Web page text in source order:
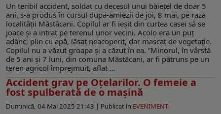
Un teribil accident, soldat cu decesul unui băiețel de doar 5
ani, s-a produs în cursul după-amiezii de joi, 8 mai, pe raza
localității Măstăcani. Copilul ar fi ieșit din curtea casei să se
joace și a intrat pe terenul unor vecini. Acolo era un puț
adânc, plin cu apă, lăsat neacoperit, dar mascat de vegetație.
Copilul nu a văzut groapa și a căzut în ea. ”Minorul, în vârstă
de 5 ani și 7 luni, din comuna Măstăcani, ar fi pătruns pe un
teren agricol împrejmuit, aflat ...
Accident grav pe Oțelarilor. O femeie a
fost spulberată de o mașină
Duminică, 04 Mai 2025 21:43 | Publicat în EVENIMENT